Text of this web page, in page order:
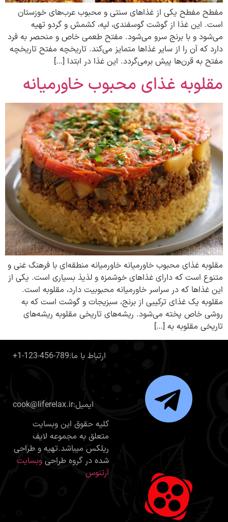
مفطح مفطح یکی از غذاهای سنتی و محبوب عرب‌های خوزستان
است. این غذا از گوشت گوسفندی، لپه، کشمش و گردو تهیه
می‌شود و با برنج سرو می‌شود. مفتح طعمی خاص و منحصر به فرد
دارد که آن را از سایر غذاها متمایز می‌کند. تاریخچه مفتح تاریخچه
مفتح به قرن‌ها پیش برمی‌گردد. این غذا در ابتدا […]
مقلوبه غذای محبوب خاورمیانه
مقلوبه غذای محبوب خاورمیانه خاورمیانه منطقه‌ای با فرهنگ غنی و
متنوع است که دارای غذاهای خوشمزه و لذیذ بسیاری است. یکی از
این غذاها که در سراسر خاورمیانه محبوبیت دارد، مقلوبه است.
مقلوبه یک غذای ترکیبی از برنج، سبزیجات و گوشت است که به
روشی خاص پخته می‌شود. ریشه‌های تاریخی مقلوبه ریشه‌های
تاریخی مقلوبه به […]
+1-123-456-789:ارتباط با ما
cook@liferelax.ir:ایمیل
کلیه حقوق این وبسایت
متعلق به مجموعه لایف
ریلکس میباشد.تهیه و طراحی
شده در گروه طراحی وبسایت
آرتنوس